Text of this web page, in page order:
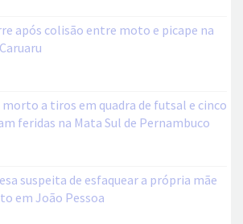
após colisão entre moto e picape na
morto a tiros em quadra de futsal e cinco
feridas na Mata Sul de Pernambuco
suspeita de esfaquear a própria mãe
em João Pessoa